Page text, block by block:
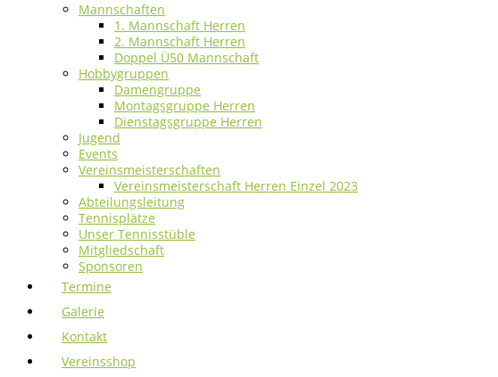
Mannschaften
1. Mannschaft Herren
2. Mannschaft Herren
Doppel Ü50 Mannschaft
Hobbygruppen
Damengruppe
Montagsgruppe Herren
Dienstagsgruppe Herren
Jugend
Events
Vereinsmeisterschaften
Vereinsmeisterschaft Herren Einzel 2023
Abteilungsleitung
Tennisplätze
Unser Tennisstüble
Mitgliedschaft
Sponsoren
Termine
Galerie
Kontakt
Vereinsshop